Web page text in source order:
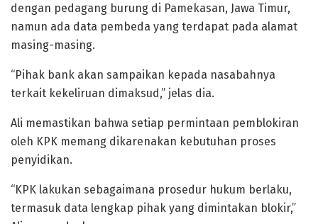
dengan pedagang burung di Pamekasan, Jawa Timur,
namun ada data pembeda yang terdapat pada alamat
masing-masing.
“Pihak bank akan sampaikan kepada nasabahnya
terkait kekeliruan dimaksud,” jelas dia.
Ali memastikan bahwa setiap permintaan pemblokiran
oleh KPK memang dikarenakan kebutuhan proses
penyidikan.
“KPK lakukan sebagaimana prosedur hukum berlaku,
termasuk data lengkap pihak yang dimintakan blokir,”